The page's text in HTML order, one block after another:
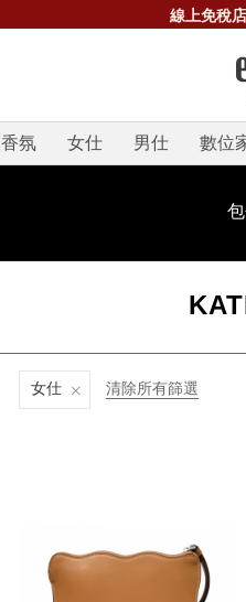
線上免稅
香氛 女仕 男仕 數位
女仕 清除所有篩選